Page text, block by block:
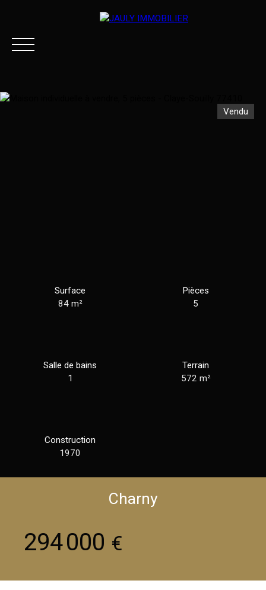
Vendu
Surface
84 m²
Pièces
5
Salle de bains
1
Terrain
572 m²
Construction
1970
Charny
294 000 €